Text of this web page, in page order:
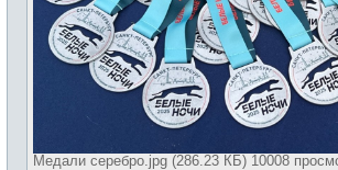
Медали серебро.jpg (286.23 КБ) 10008